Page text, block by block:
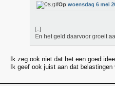
Op woensdag 6 mei
[..]
En het geld daarvoor groeit
Ik zeg ook niet dat het een goed
Ik geef ook juist aan dat